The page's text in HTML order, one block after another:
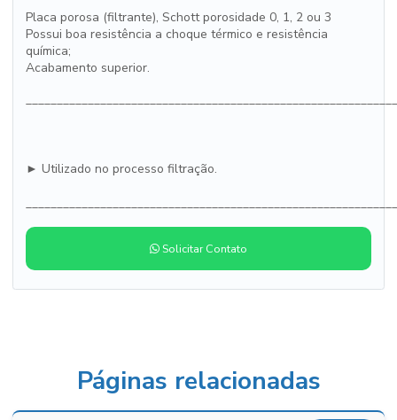
Placa porosa (filtrante), Schott porosidade 0, 1, 2 ou 3
Possui boa resistência a choque térmico e resistência
química;
Acabamento superior.
► Utilizado no processo filtração.
Solicitar Contato
Páginas relacionadas